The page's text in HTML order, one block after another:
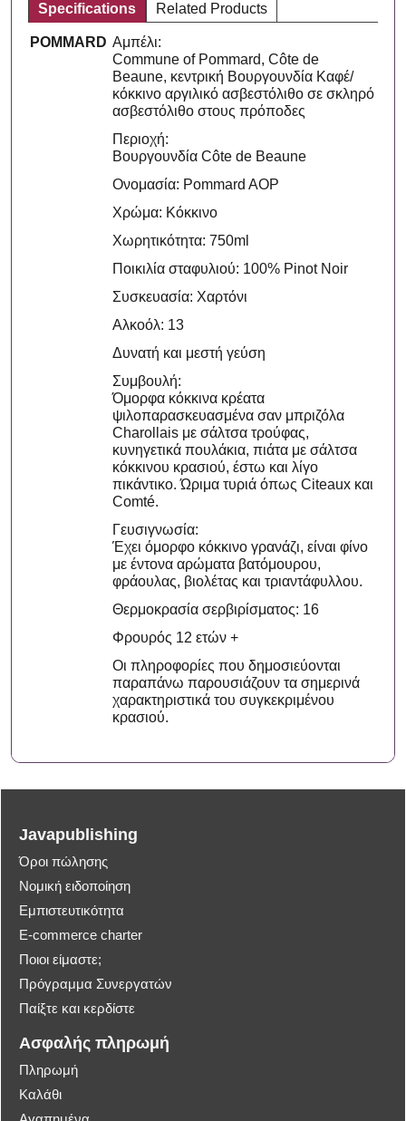
Specifications Related Products
POMMARD Αμπέλι:
Commune of Pommard, Côte de
Beaune, κεντρική Βουργουνδία Καφέ/
κόκκινο αργιλικό ασβεστόλιθο σε σκληρό
ασβεστόλιθο στους πρόποδες
Περιοχή:
Βουργουνδία Côte de Beaune
Ονομασία: Pommard AOP
Χρώμα: Κόκκινο
Χωρητικότητα: 750ml
Ποικιλία σταφυλιού: 100% Pinot Noir
Συσκευασία: Χαρτόνι
Αλκοόλ: 13
Δυνατή και μεστή γεύση
Συμβουλή:
Όμορφα κόκκινα κρέατα
ψιλοπαρασκευασμένα σαν μπριζόλα
Charollais με σάλτσα τρούφας,
κυνηγετικά πουλάκια, πιάτα με σάλτσα
κόκκινου κρασιού, έστω και λίγο
πικάντικο. Ώριμα τυριά όπως Citeaux και
Comté.
Γευσιγνωσία:
Έχει όμορφο κόκκινο γρανάζι, είναι φίνο
με έντονα αρώματα βατόμουρου,
φράουλας, βιολέτας και τριαντάφυλλου.
Θερμοκρασία σερβιρίσματος: 16
Φρουρός 12 ετών +
Οι πληροφορίες που δημοσιεύονται
παραπάνω παρουσιάζουν τα σημερινά
χαρακτηριστικά του συγκεκριμένου
κρασιού.
Javapublishing
Όροι πώλησης
Νομική ειδοποίηση
Εμπιστευτικότητα
E-commerce charter
Ποιοι είμαστε;
Πρόγραμμα Συνεργατών
Παίξτε και κερδίστε
Ασφαλής πληρωμή
Πληρωμή
Καλάθι